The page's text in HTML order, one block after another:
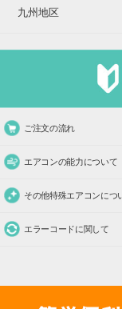
九州地区
ご注文の流れ
エアコンの能力について
その他特殊エアコンにつ
エラーコードに関して